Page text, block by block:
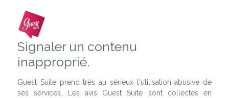
Signaler un contenu
inapproprié.
Guest Suite prend très au sérieux l'utilisation abusive de
ses services. Les avis Guest Suite sont collectés en